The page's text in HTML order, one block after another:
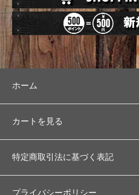
ホーム
カートを見る
特定商取引法に基づく表記
プライバシーポリシー